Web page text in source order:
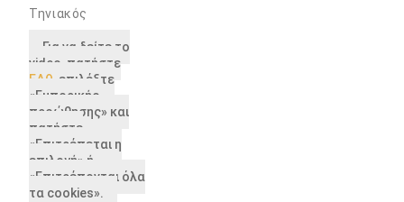
Τηνιακός
Για να δείτε το
video, πατήστε
ΕΔΩ , επιλέξτε
«Εμπορικής
προώθησης» και
πατήστε
«Επιτρέπεται η
επιλογή» ή
«Επιτρέπονται όλα
τα cookies».